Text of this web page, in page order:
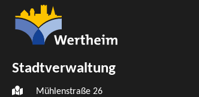
Stadtverwaltung
Mühlenstraße 26